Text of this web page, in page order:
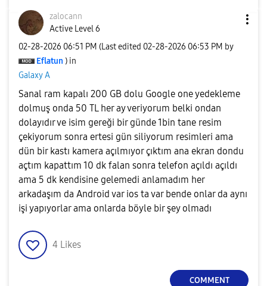
zalocann
Active Level 6
‎02-28-2026 06:51 PM (Last edited ‎02-28-2026 06:53 PM by
Eflatun ) in
Galaxy A
Sanal ram kapalı 200 GB dolu Google one yedekleme
dolmuş onda 50 TL her ay veriyorum belki ondan
dolayıdır ve isim gereği bir günde 1bin tane resim
çekiyorum sonra ertesi gün siliyorum resimleri ama
dün bir kastı kamera açılmıyor çıktım ana ekran dondu
açtım kapattım 10 dk falan sonra telefon açıldı açıldı
ama 5 dk kendisine gelemedi anlamadım her
arkadaşım da Android var ios ta var bende onlar da aynı
işi yapıyorlar ama onlarda böyle bir şey olmadı
4 Likes
COMMENT